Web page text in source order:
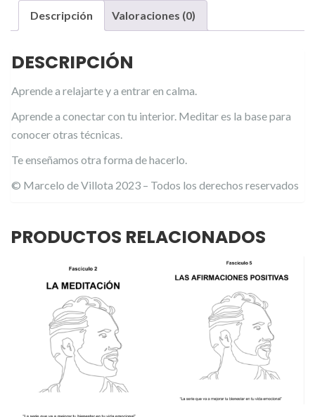
Descripción Valoraciones (0)
DESCRIPCIÓN
Aprende a relajarte y a entrar en calma.
Aprende a conectar con tu interior. Meditar es la base para
conocer otras técnicas.
Te enseñamos otra forma de hacerlo.
© Marcelo de Villota 2023 – Todos los derechos reservados
PRODUCTOS RELACIONADOS